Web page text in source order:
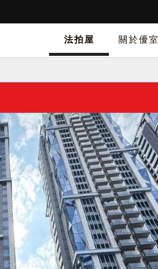
法拍屋 關於優室